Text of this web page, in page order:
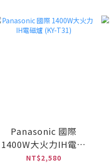
Panasonic 國際
1400W大火力IH電磁
爐 (KY-T31)
NT$2,580